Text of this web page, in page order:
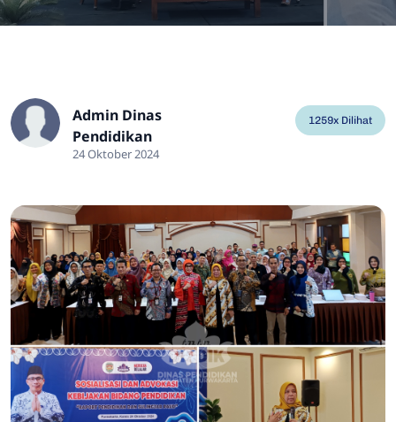
Admin Dinas
Pendidikan
24 Oktober 2024
1259x Dilihat